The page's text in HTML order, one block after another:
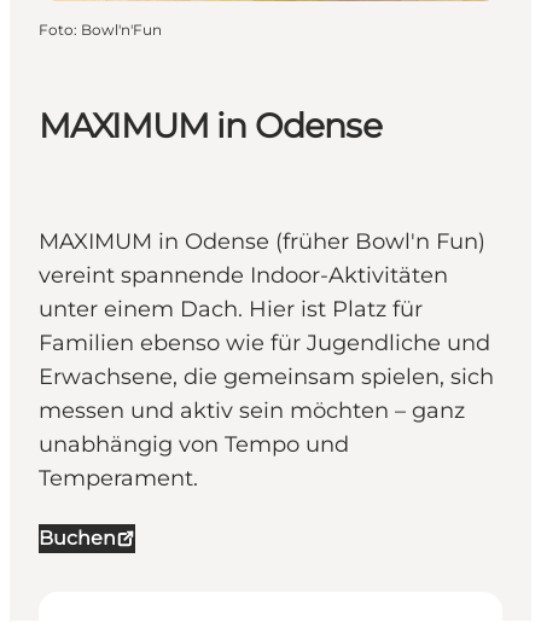
MAXIMUM in Odense
MAXIMUM in Odense (früher Bowl'n Fun)
vereint spannende Indoor-Aktivitäten
unter einem Dach. Hier ist Platz für
Familien ebenso wie für Jugendliche und
Erwachsene, die gemeinsam spielen, sich
messen und aktiv sein möchten – ganz
unabhängig von Tempo und
Temperament.
Buchen
Foto: Bowl'n'Fun